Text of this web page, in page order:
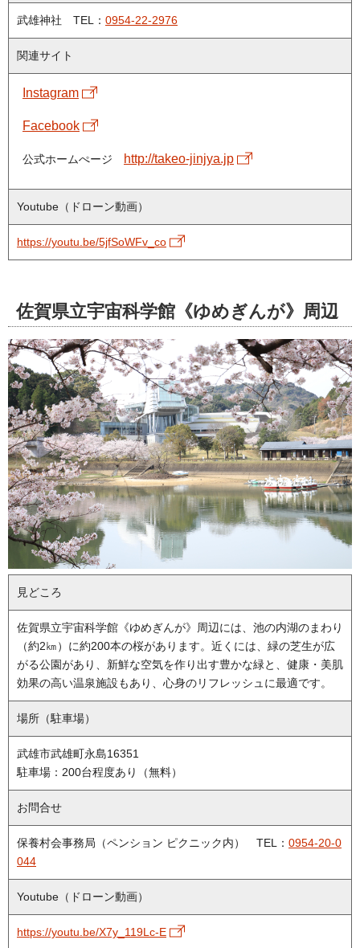
武雄神社 TEL： 0954-22-2976
関連サイト
Instagram
Facebook
公式ホームぺージ http://takeo-jinjya.jp
Youtube（ドローン動画）
https://youtu.be/5jfSoWFv_co
佐賀県立宇宙科学館《ゆめぎんが》周辺
見どころ
佐賀県立宇宙科学館《ゆめぎんが》周辺には、池の内湖のまわり
（約2㎞）に約200本の桜があります。近くには、緑の芝生が広
がる公園があり、新鮮な空気を作り出す豊かな緑と、健康・美肌
効果の高い温泉施設もあり、心身のリフレッシュに最適です。
場所（駐車場）
武雄市武雄町永島16351
駐車場：200台程度あり（無料）
お問合せ
保養村会事務局（ペンション ピクニック内） TEL： 0954-20-0
044
Youtube（ドローン動画）
https://youtu.be/X7y_119Lc-E